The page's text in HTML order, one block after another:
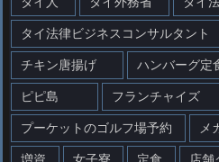
タイ法律ビジネスコンサルタント
チキン唐揚げ ハンバーグ定
ピピ島 フランチャイズ
プーケットのゴルフ場予約 メ
増資 女子寮 定食 店舗